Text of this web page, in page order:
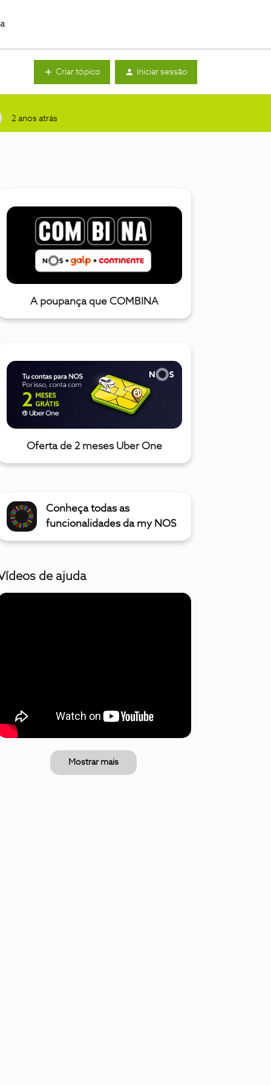
Criar tópico Iniciar sessão
2 anos atrás
A poupança que COMBINA
Oferta de 2 meses Uber One
Conheça todas as
funcionalidades da my NOS
de ajuda
Mostrar mais